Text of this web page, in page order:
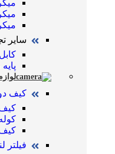
سایر
کیف
فیلتر